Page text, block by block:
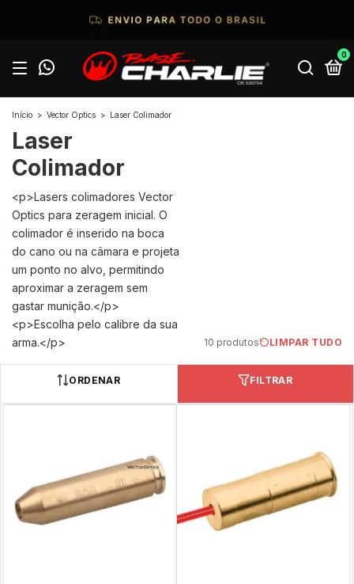
0
Início > Vector Optics > Laser Colimador
Laser
Colimador
<p>Lasers colimadores Vector
Optics para zeragem inicial. O
colimador é inserido na boca
do cano ou na câmara e projeta
um ponto no alvo, permitindo
aproximar a zeragem sem
gastar munição.</p>
<p>Escolha pelo calibre da sua
arma.</p>
10 produtos LIMPAR TUDO
ORDENAR FILTRAR